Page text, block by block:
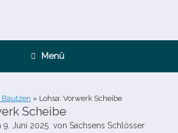
Menü
Bautzen » Lohsa: Vorwerk Scheibe
Scheibe
9. Juni 2025 von Sachsens Schlösser